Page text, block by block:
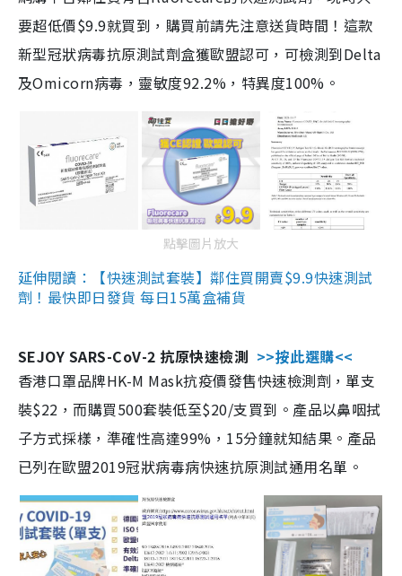
要超低價$9.9就買到，購買前請先注意送貨時間！這款
新型冠狀病毒抗原測試劑盒獲歐盟認可，可檢測到Delta
及Omicorn病毒，靈敏度92.2%，特異度100%。
點擊圖片放大
延伸閱讀：【快速測試套裝】鄰住買開賣$9.9快速測試
劑！最快即日發貨 每日15萬盒補貨
SEJOY SARS-CoV-2 抗原快速檢測 >>按此選購<<
香港口罩品牌HK-M Mask抗疫價發售快速檢測劑，單支
裝$22，而購買500套裝低至$20/支買到。產品以鼻咽拭
子方式採樣，準確性高達99%，15分鐘就知結果。產品
已列在歐盟2019冠狀病毒病快速抗原測試通用名單。